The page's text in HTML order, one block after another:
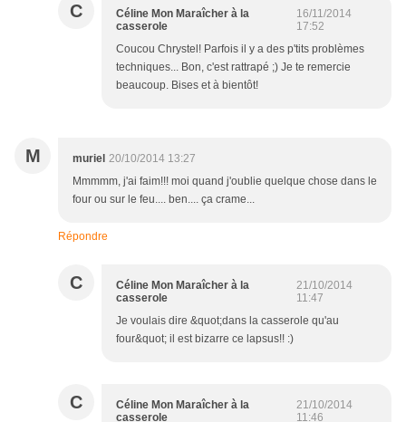
C
Céline Mon Maraîcher à la
casserole
16/11/2014
17:52
Coucou Chrystel! Parfois il y a des p'tits problèmes
techniques... Bon, c'est rattrapé ;) Je te remercie
beaucoup. Bises et à bientôt!
M muriel 20/10/2014 13:27
Mmmmm, j'ai faim!!! moi quand j'oublie quelque chose dans le
four ou sur le feu.... ben.... ça crame...
Répondre
C
Céline Mon Maraîcher à la
casserole
21/10/2014
11:47
Je voulais dire &quot;dans la casserole qu'au
four&quot; il est bizarre ce lapsus!! :)
C
Céline Mon Maraîcher à la
casserole
21/10/2014
11:46